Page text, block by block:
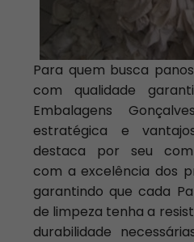
Para quem busca
com qualidade
Embalagens
estratégica e
destaca por seu
com a excelência dos
garantindo que cada
de limpeza tenha a
durabilidade